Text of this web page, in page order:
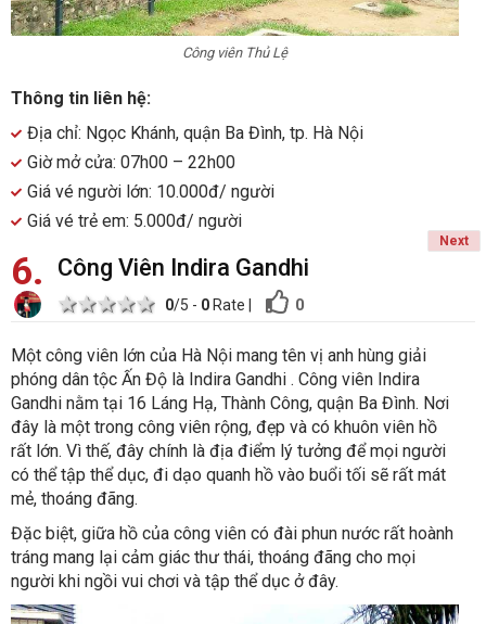
Công viên Thủ Lệ
Thông tin liên hệ:
Địa chỉ: Ngọc Khánh, quận Ba Đình, tp. Hà Nội
Giờ mở cửa: 07h00 – 22h00
Giá vé người lớn: 10.000đ/ người
Giá vé trẻ em: 5.000đ/ người
Next
6 Công Viên Indira Gandhi
5 stars
4 stars
3 stars
2 stars
1 star 0/5 - 0Rate 0
Một công viên lớn của Hà Nội mang tên vị anh hùng giải
phóng dân tộc Ấn Độ là Indira Gandhi . Công viên Indira
Gandhi nằm tại 16 Láng Hạ, Thành Công, quận Ba Đình. Nơi
đây là một trong công viên rộng, đẹp và có khuôn viên hồ
rất lớn. Vì thế, đây chính là địa điểm lý tưởng để mọi người
có thể tập thể dục, đi dạo quanh hồ vào buổi tối sẽ rất mát
mẻ, thoáng đãng.
Đặc biệt, giữa hồ của công viên có đài phun nước rất hoành
tráng mang lại cảm giác thư thái, thoáng đãng cho mọi
người khi ngồi vui chơi và tập thể dục ở đây.